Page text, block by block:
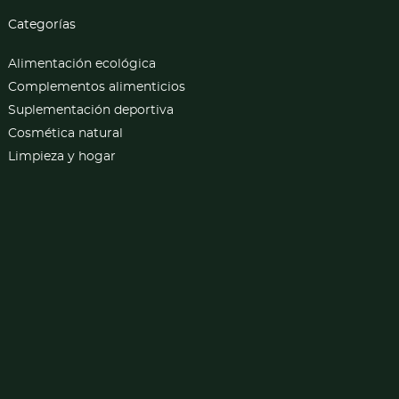
Categorías
Alimentación ecológica
Complementos alimenticios
Suplementación deportiva
Cosmética natural
Limpieza y hogar